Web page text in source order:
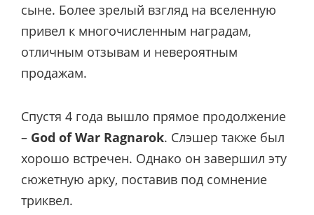
сыне. Более зрелый взгляд на вселенную
привел к многочисленным наградам,
отличным отзывам и невероятным
продажам.
Спустя 4 года вышло прямое продолжение
– God of War Ragnarok. Слэшер также был
хорошо встречен. Однако он завершил эту
сюжетную арку, поставив под сомнение
триквел.